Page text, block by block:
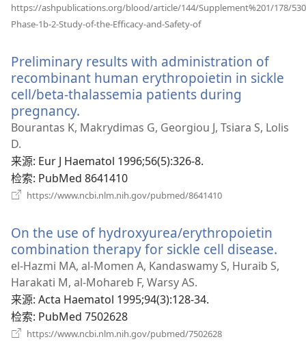
https://ashpublications.org/blood/article/144/Supplement%201/178/
Phase-1b-2-Study-of-the-Efficacy-and-Safety-of（打
窗
口）
Preliminary results with administration of
recombinant human erythropoietin in sickle
cell/beta-thalassemia patients during
pregnancy.
开
窗
口）
Bourantas K, Makrydimas G, Georgiou J, Tsiara S, Lolis
D.
来源‎: Eur J Haematol 1996;56(5):326-8.
检索‎: PubMed 8641410
https://www.ncbi.nlm.nih.gov/pubmed/8641410
窗
口）
On the use of hydroxyurea/erythropoietin
combination therapy for sickle cell disease.
开
el-Hazmi MA, al-Momen A, Kandaswamy S, Huraib S,
Harakati M, al-Mohareb F, Warsy AS.
来源‎: Acta Haematol 1995;94(3):128-34.
检索‎: PubMed 7502628
https://www.ncbi.nlm.nih.gov/pubmed/7502628